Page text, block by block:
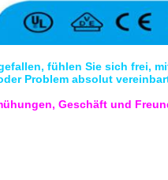
fühlen Sie sich frei,
Problem absolut
Geschäft und